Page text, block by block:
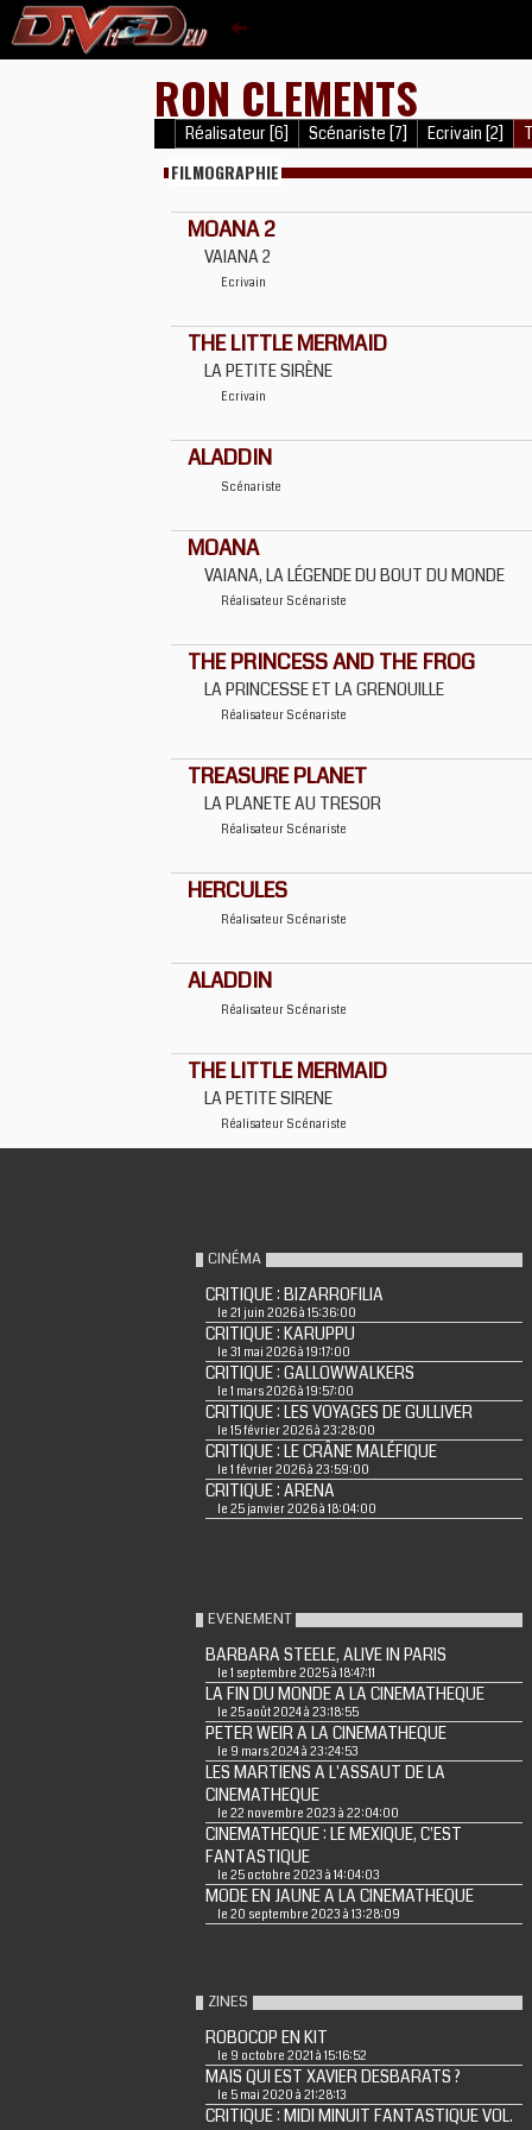
RON CLEMENTS
Réalisateur [6] Scénariste [7] Ecrivain [2]
FILMOGRAPHIE
MOANA 2
VAIANA 2
Ecrivain
THE LITTLE MERMAID
LA PETITE SIRÈNE
Ecrivain
ALADDIN
Scénariste
MOANA
VAIANA, LA LÉGENDE DU BOUT DU MONDE
Réalisateur Scénariste
THE PRINCESS AND THE FROG
LA PRINCESSE ET LA GRENOUILLE
Réalisateur Scénariste
TREASURE PLANET
LA PLANETE AU TRESOR
Réalisateur Scénariste
HERCULES
Réalisateur Scénariste
ALADDIN
Réalisateur Scénariste
THE LITTLE MERMAID
LA PETITE SIRENE
Réalisateur Scénariste
CINÉMA
CRITIQUE : BIZARROFILIA
le 21 juin 2026 à 15:36:00
CRITIQUE : KARUPPU
le 31 mai 2026 à 19:17:00
CRITIQUE : GALLOWWALKERS
le 1 mars 2026 à 19:57:00
CRITIQUE : LES VOYAGES DE GULLIVER
le 15 février 2026 à 23:28:00
CRITIQUE : LE CRÂNE MALÉFIQUE
le 1 février 2026 à 23:59:00
CRITIQUE : ARENA
le 25 janvier 2026 à 18:04:00
EVENEMENT
BARBARA STEELE, ALIVE IN PARIS
le 1 septembre 2025 à 18:47:11
LA FIN DU MONDE A LA CINEMATHEQUE
le 25 août 2024 à 23:18:55
PETER WEIR A LA CINEMATHEQUE
le 9 mars 2024 à 23:24:53
LES MARTIENS A L'ASSAUT DE LA
CINEMATHEQUE
le 22 novembre 2023 à 22:04:00
CINEMATHEQUE : LE MEXIQUE, C'EST
FANTASTIQUE
le 25 octobre 2023 à 14:04:03
MODE EN JAUNE A LA CINEMATHEQUE
le 20 septembre 2023 à 13:28:09
ZINES
ROBOCOP EN KIT
le 9 octobre 2021 à 15:16:52
MAIS QUI EST XAVIER DESBARATS ?
le 5 mai 2020 à 21:28:13
CRITIQUE : MIDI MINUIT FANTASTIQUE VOL.